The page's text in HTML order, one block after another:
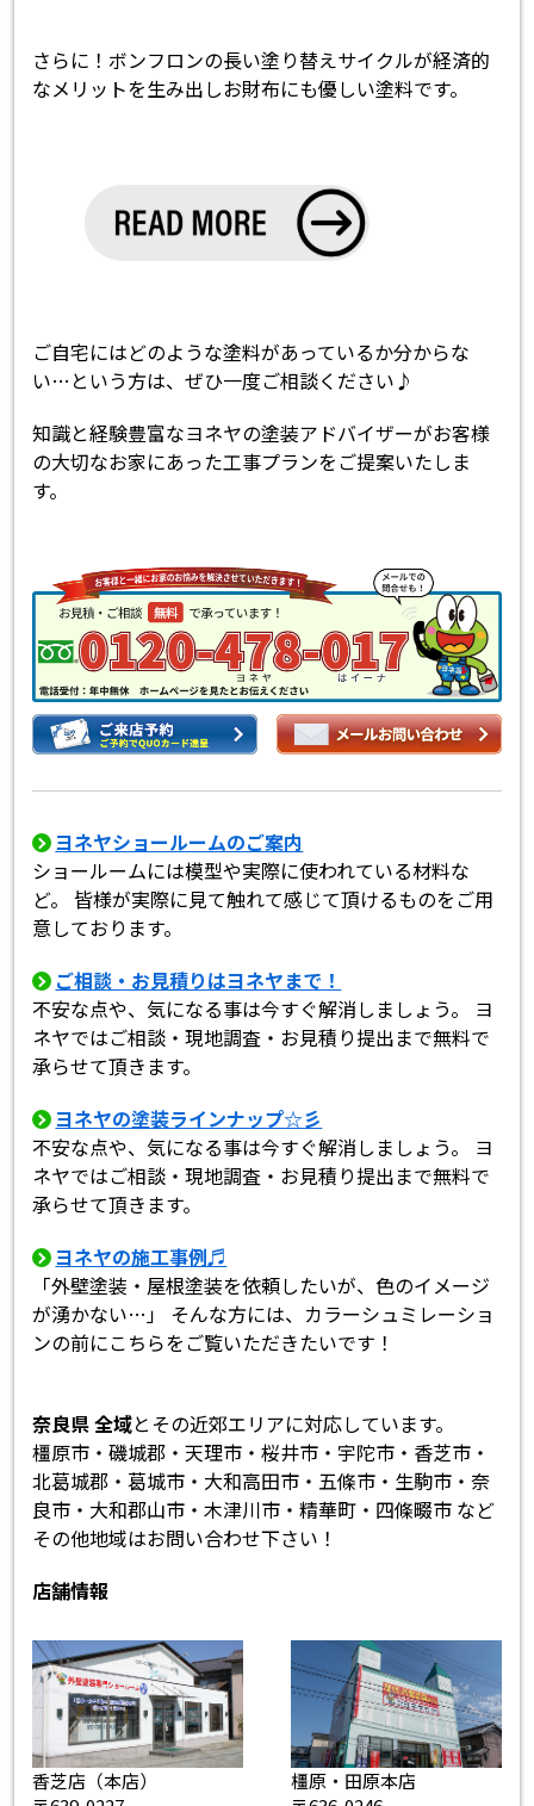
さらに！ボンフロンの長い塗り替えサイクルが経済的
なメリットを生み出しお財布にも優しい塗料です。
ご自宅にはどのような塗料があっているか分からな
い…という方は、ぜひ一度ご相談ください♪
知識と経験豊富なヨネヤの塗装アドバイザーがお客様
の大切なお家にあった工事プランをご提案いたしま
す。
ヨネヤショールームのご案内
ショールームには模型や実際に使われている材料な
ど。 皆様が実際に見て触れて感じて頂けるものをご用
意しております。
ご相談・お見積りはヨネヤまで！
不安な点や、気になる事は今すぐ解消しましょう。 ヨ
ネヤではご相談・現地調査・お見積り提出まで無料で
承らせて頂きます。
ヨネヤの塗装ラインナップ☆彡
不安な点や、気になる事は今すぐ解消しましょう。 ヨ
ネヤではご相談・現地調査・お見積り提出まで無料で
承らせて頂きます。
ヨネヤの施工事例♬
「外壁塗装・屋根塗装を依頼したいが、色のイメージ
が湧かない…」 そんな方には、カラーシュミレーショ
ンの前にこちらをご覧いただきたいです！
奈良県 全域とその近郊エリアに対応しています。
橿原市・磯城郡・天理市・桜井市・宇陀市・香芝市・
北葛城郡・葛城市・大和高田市・五條市・生駒市・奈
良市・大和郡山市・木津川市・精華町・四條畷市 など
その他地域はお問い合わせ下さい！
店舗情報
香芝店（本店）
橿原・田原本店